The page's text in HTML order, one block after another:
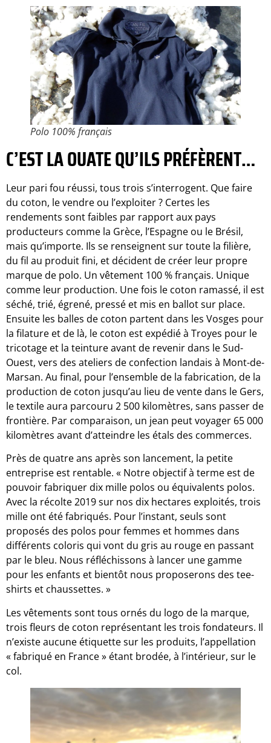
Polo 100% français
C’EST LA OUATE QU’ILS PRÉFÈRENT…
Leur pari fou réussi, tous trois s’interrogent. Que faire
du coton, le vendre ou l’exploiter ? Certes les
rendements sont faibles par rapport aux pays
producteurs comme la Grèce, l’Espagne ou le Brésil,
mais qu’importe. Ils se renseignent sur toute la filière,
du fil au produit fini, et décident de créer leur propre
marque de polo. Un vêtement 100 % français. Unique
comme leur production. Une fois le coton ramassé, il est
séché, trié, égrené, pressé et mis en ballot sur place.
Ensuite les balles de coton partent dans les Vosges pour
la filature et de là, le coton est expédié à Troyes pour le
tricotage et la teinture avant de revenir dans le Sud-
Ouest, vers des ateliers de confection landais à Mont-de-
Marsan. Au final, pour l’ensemble de la fabrication, de la
production de coton jusqu’au lieu de vente dans le Gers,
le textile aura parcouru 2 500 kilomètres, sans passer de
frontière. Par comparaison, un jean peut voyager 65 000
kilomètres avant d’atteindre les étals des commerces.
Près de quatre ans après son lancement, la petite
entreprise est rentable. « Notre objectif à terme est de
pouvoir fabriquer dix mille polos ou équivalents polos.
Avec la récolte 2019 sur nos dix hectares exploités, trois
mille ont été fabriqués. Pour l’instant, seuls sont
proposés des polos pour femmes et hommes dans
différents coloris qui vont du gris au rouge en passant
par le bleu. Nous réfléchissons à lancer une gamme
pour les enfants et bientôt nous proposerons des tee-
shirts et chaussettes. »
Les vêtements sont tous ornés du logo de la marque,
trois fleurs de coton représentant les trois fondateurs. Il
n’existe aucune étiquette sur les produits, l’appellation
« fabriqué en France » étant brodée, à l’intérieur, sur le
col.